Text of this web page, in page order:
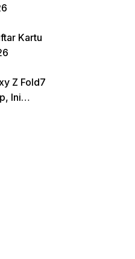
Kartu
Z Fold7
Ini